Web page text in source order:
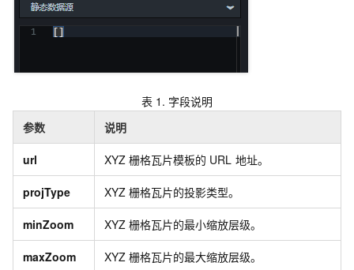
表 1. 字段说明
参数
说明
url XYZ 栅格瓦片模板的 URL 地址。
projType XYZ 栅格瓦片的投影类型。
minZoom XYZ 栅格瓦片的最小缩放层级。
maxZoom XYZ 栅格瓦片的最大缩放层级。